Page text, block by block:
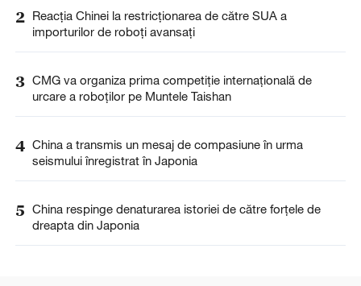
2 Reacția Chinei la restricționarea de către SUA a
importurilor de roboți avansați
3 CMG va organiza prima competiție internațională de
urcare a roboților pe Muntele Taishan
4 China a transmis un mesaj de compasiune în urma
seismului înregistrat în Japonia
5 China respinge denaturarea istoriei de către forțele de
dreapta din Japonia